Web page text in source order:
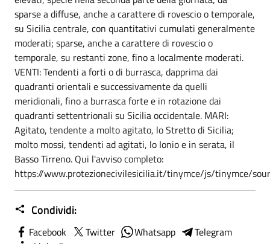
sparse a diffuse, anche a carattere di rovescio o temporale,
su Sicilia centrale, con quantitativi cumulati generalmente
moderati; sparse, anche a carattere di rovescio o
temporale, su restanti zone, fino a localmente moderati.
VENTI: Tendenti a forti o di burrasca, dapprima dai
quadranti orientali e successivamente da quelli
meridionali, fino a burrasca forte e in rotazione dai
quadranti settentrionali su Sicilia occidentale. MARI:
Agitato, tendente a molto agitato, lo Stretto di Sicilia;
molto mossi, tendenti ad agitati, lo Ionio e in serata, il
Basso Tirreno. Qui l'avviso completo:
https://www.protezionecivilesicilia.it/tinymce/js/tinymce/
Condividi:
Facebook Twitter Whatsapp
Telegram